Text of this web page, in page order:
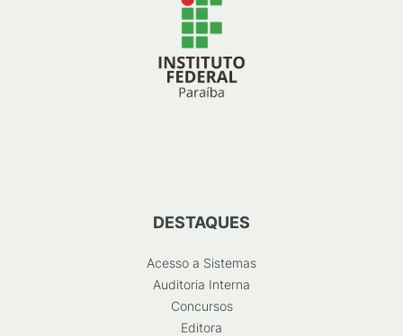
DESTAQUES
Acesso a Sistemas
Auditoria Interna
Concursos
Editora